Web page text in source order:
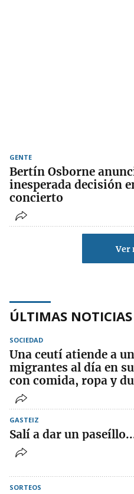
GENTE
Bertín Osborne
inesperada decisión
concierto
Ver
ÚLTIMAS NOTICIAS
SOCIEDAD
Una ceutí atiende a
migrantes al día en
con comida, ropa y
GASTEIZ
Salí a dar un
SORTEOS